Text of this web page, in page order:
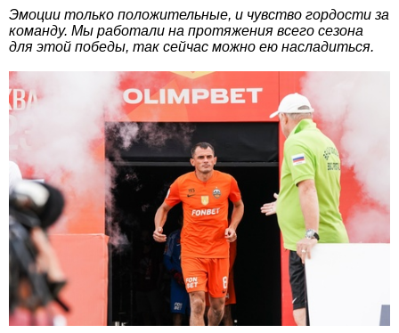
Эмоции только положительные, и чувство гордости за
команду. Мы работали на протяжения всего сезона
для этой победы, так сейчас можно ею насладиться.